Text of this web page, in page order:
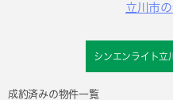
立川市
シンエンライト立
成約済みの物件一覧